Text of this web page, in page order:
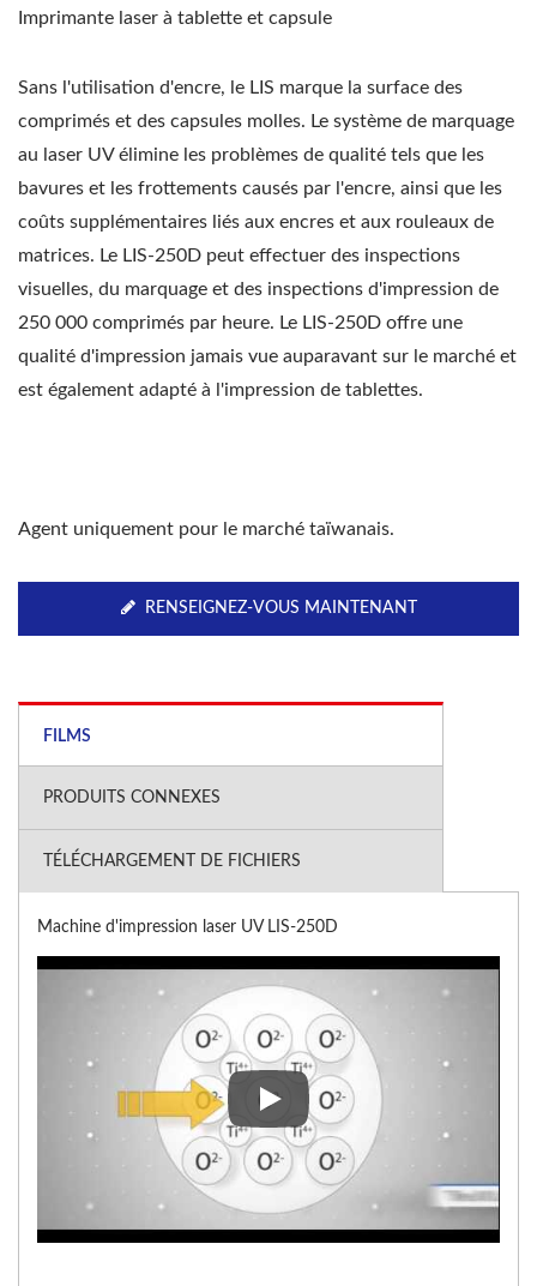
Imprimante laser à tablette et capsule
Sans l'utilisation d'encre, le LIS marque la surface des
comprimés et des capsules molles. Le système de marquage
au laser UV élimine les problèmes de qualité tels que les
bavures et les frottements causés par l'encre, ainsi que les
coûts supplémentaires liés aux encres et aux rouleaux de
matrices. Le LIS-250D peut effectuer des inspections
visuelles, du marquage et des inspections d'impression de
250 000 comprimés par heure. Le LIS-250D offre une
qualité d'impression jamais vue auparavant sur le marché et
est également adapté à l'impression de tablettes.
Agent uniquement pour le marché taïwanais.
RENSEIGNEZ-VOUS MAINTENANT
FILMS
PRODUITS CONNEXES
TÉLÉCHARGEMENT DE FICHIERS
Machine d'impression laser UV LIS-250D
Machine d'impression laser UV